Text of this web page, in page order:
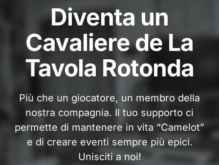
Cosa giochiamo
Eventi e Media
Diventa un
Cavaliere de La
Tavola Rotonda
Più che un giocatore, un membro della
nostra compagnia. Il tuo supporto ci
permette di mantenere in vita “Camelot”
e di creare eventi sempre più epici.
Unisciti a noi!